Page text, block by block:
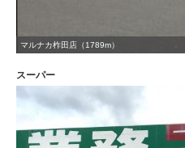
マルナカ柞田店（1789m）
スーパー